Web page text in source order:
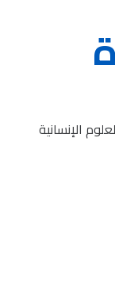
الإنسانية